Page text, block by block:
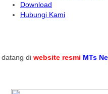
Download
Hubungi Kami
diwebsite resmi MTs